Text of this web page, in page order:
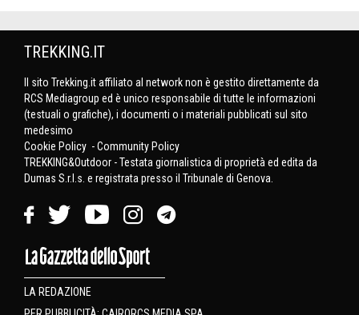
TREKKING.IT
Il sito Trekking.it affiliato al network non è gestito direttamente da
RCS Mediagroup ed è unico responsabile di tutte le informazioni
(testuali o grafiche), i documenti o i materiali pubblicati sul sito
medesimo
Cookie Policy -Community Policy
TREKKING&Outdoor - Testata giornalistica di proprietà ed edita da
Dumas S.r.l.s. e registrata presso il Tribunale di Genova.
LA REDAZIONE